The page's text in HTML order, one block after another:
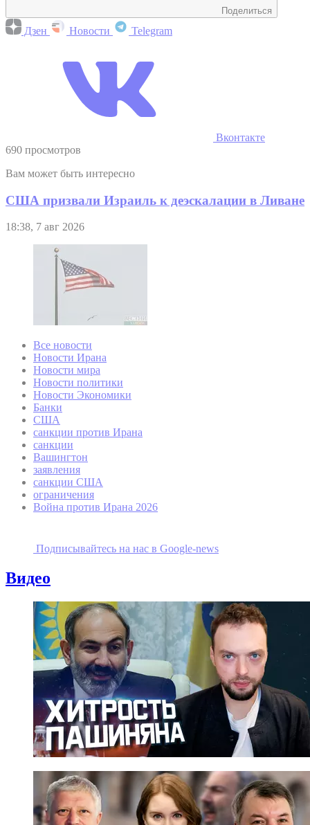
Поделиться
Дзен Новости Telegram
Вконтакте
690 просмотров
Вам может быть интересно
США призвали Израиль к деэскалации в Ливане
18:38, 7 авг 2026
Все новости
Новости Ирана
Новости мира
Новости политики
Новости Экономики
Банки
США
санкции против Ирана
санкции
Вашингтон
заявления
санкции США
ограничения
Война против Ирана 2026
Подписывайтесь на наc в Google-news
Видео